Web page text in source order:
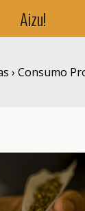
Aizu!
› Consumo